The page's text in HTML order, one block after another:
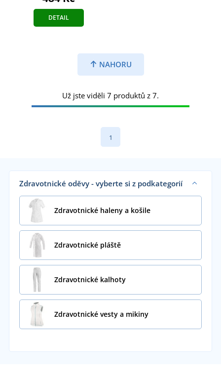
DETAIL
NAHORU
Už jste viděli 7 produktů z 7.
1
Zdravotnické oděvy - vyberte si z podkategorií
Zdravotnické haleny a košile
Zdravotnické pláště
Zdravotnické kalhoty
Zdravotnické vesty a mikiny